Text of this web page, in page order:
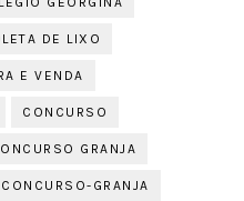
DE LIXO
E VENDA
CONCURSO
GRANJA
CONCURSO-GRANJA